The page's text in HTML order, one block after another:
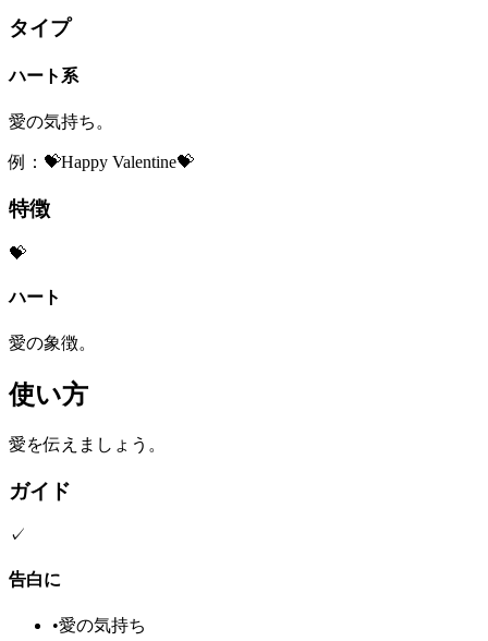
タイプ
ハート系
愛の気持ち。
例：💝Happy Valentine💝
特徴
💝
ハート
愛の象徴。
使い方
愛を伝えましょう。
ガイド
✓
告白に
•愛の気持ち